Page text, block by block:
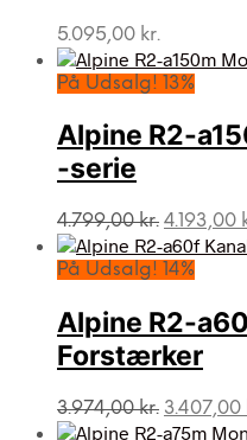
5.095,00 kr.
På Udsalg! 13%
Alpine R2-
-serie
4.799,00kr. Den
pris
4.799,00
4.193,00
På Udsalg! 14%
Alpine R2-
Forstærker
3.974,00kr. Den
3.407,00